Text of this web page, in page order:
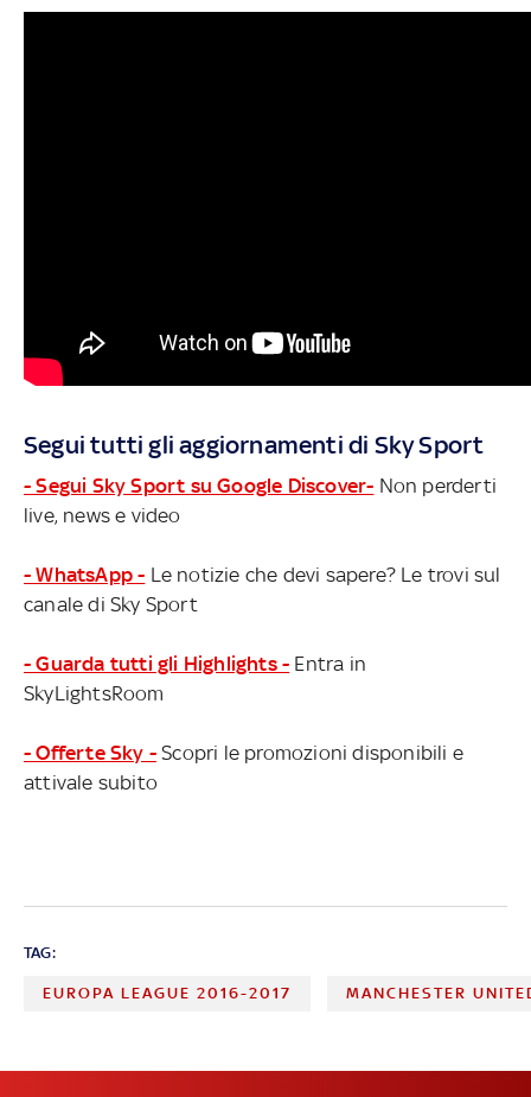
Segui tutti gli aggiornamenti di Sky Sport
- Segui Sky Sport su Google Discover- Non perderti
live, news e video
- WhatsApp - Le notizie che devi sapere? Le trovi sul
canale di Sky Sport
- Guarda tutti gli Highlights - Entra in
SkyLightsRoom
- Offerte Sky - Scopri le promozioni disponibili e
attivale subito
TAG:
EUROPA LEAGUE 2016-2017 MANCHESTER